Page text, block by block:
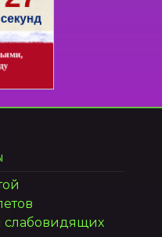
слабовидящих